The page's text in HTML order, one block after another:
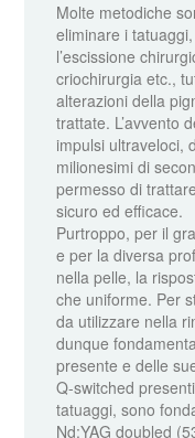
Molte metodiche
eliminare i
l’escissione
criochirurgia etc.,
alterazioni della
trattate. L’avvento
impulsi ultraveloci,
milionesimi di
permesso di
sicuro ed efficace.
Purtroppo, per il
e per la diversa
nella pelle, la
che uniforme. Per
da utilizzare nella
dunque
presente e delle
Q-switched
tatuaggi, sono
Nd:YAG doubled